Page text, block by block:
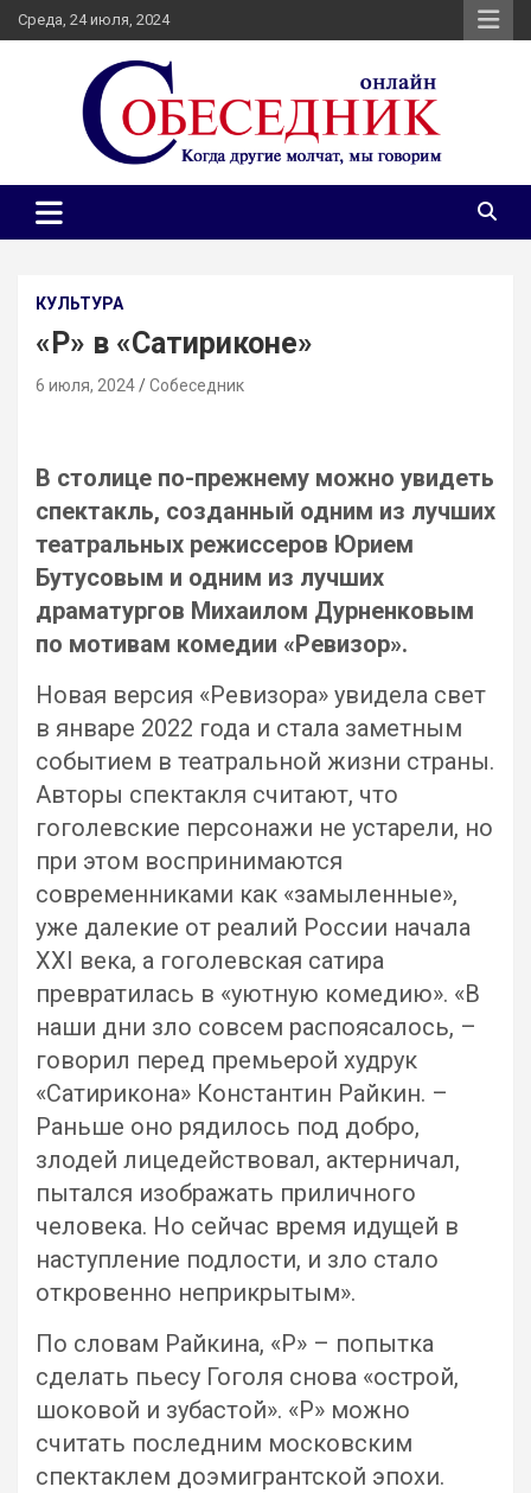
Skip
to
Среда, 24 июля, 2024
Собеседник онлайн
Собеседник. Журналистские расследования, специальные
репортажи и эксклюзивные интервью.
КУЛЬТУРА
«Р» в «Сатириконе»
6 июля, 2024 Собеседник
В столице по-прежнему можно увидеть
спектакль, созданный одним из лучших
театральных режиссеров Юрием
Бутусовым и одним из лучших
драматургов Михаилом Дурненковым
по мотивам комедии «Ревизор».
Новая версия «Ревизора» увидела свет
в январе 2022 года и стала заметным
событием в театральной жизни страны.
Авторы спектакля считают, что
гоголевские персонажи не устарели, но
при этом воспринимаются
современниками как «замыленные»,
уже далекие от реалий России начала
XXI века, а гоголевская сатира
превратилась в «уютную комедию». «В
наши дни зло совсем распоясалось, –
говорил перед премьерой худрук
«Сатирикона» Константин Райкин. –
Раньше оно рядилось под добро,
злодей лицедействовал, актерничал,
пытался изображать приличного
человека. Но сейчас время идущей в
наступление подлости, и зло стало
откровенно неприкрытым».
По словам Райкина, «Р» – попытка
сделать пьесу Гоголя снова «острой,
шоковой и зубастой». «Р» можно
считать последним московским
спектаклем доэмигрантской эпохи.